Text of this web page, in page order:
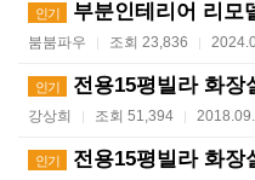
인기 부분인테리어 리모
붐붐파우 | 조회 23,836 |
인기 전용15평빌라 화장
강상희 | 조회 51,394 |
인기 전용15평빌라 화장